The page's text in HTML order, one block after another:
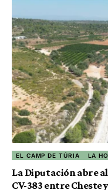
EL CAMP DE TÚRIA LA
La Diputación abre
CV-383 entre Cheste